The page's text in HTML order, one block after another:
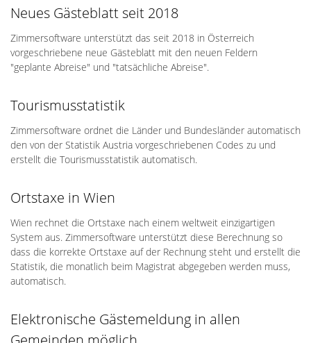
Neues Gästeblatt seit 2018
Zimmersoftware unterstützt das seit 2018 in Österreich
vorgeschriebene neue Gästeblatt mit den neuen Feldern
"geplante Abreise" und "tatsächliche Abreise".
Tourismusstatistik
Zimmersoftware ordnet die Länder und Bundesländer automatisch
den von der Statistik Austria vorgeschriebenen Codes zu und
erstellt die Tourismusstatistik automatisch.
Ortstaxe in Wien
Wien rechnet die Ortstaxe nach einem weltweit einzigartigen
System aus. Zimmersoftware unterstützt diese Berechnung so
dass die korrekte Ortstaxe auf der Rechnung steht und erstellt die
Statistik, die monatlich beim Magistrat abgegeben werden muss,
automatisch.
Elektronische Gästemeldung in allen